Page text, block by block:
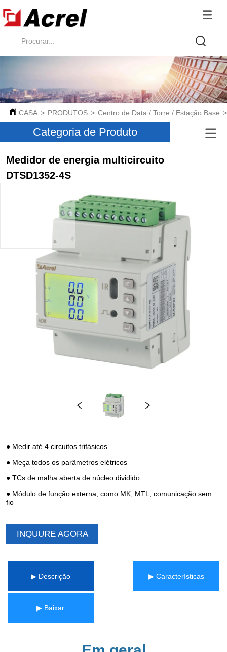
CASA > PRODUTOS > Centro de Data / Torre / Estação Base >
Categoria de Produto
Medidor de energia multicircuito
DTSD1352-4S
INQUURE AGORA
▶ Descrição ▶ Características
▶ Baixar